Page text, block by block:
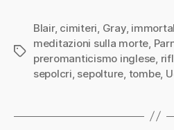
Tag
Blair, cimiteri Gray,
meditazioni sulla morte
preromanticismo inglese
sepolcri sepolture tombe,